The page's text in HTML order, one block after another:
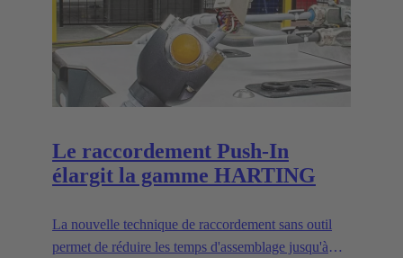
Le raccordement Push-In
élargit la gamme HARTING
La nouvelle technique de raccordement sans outil
permet de réduire les temps d'assemblage jusqu'à